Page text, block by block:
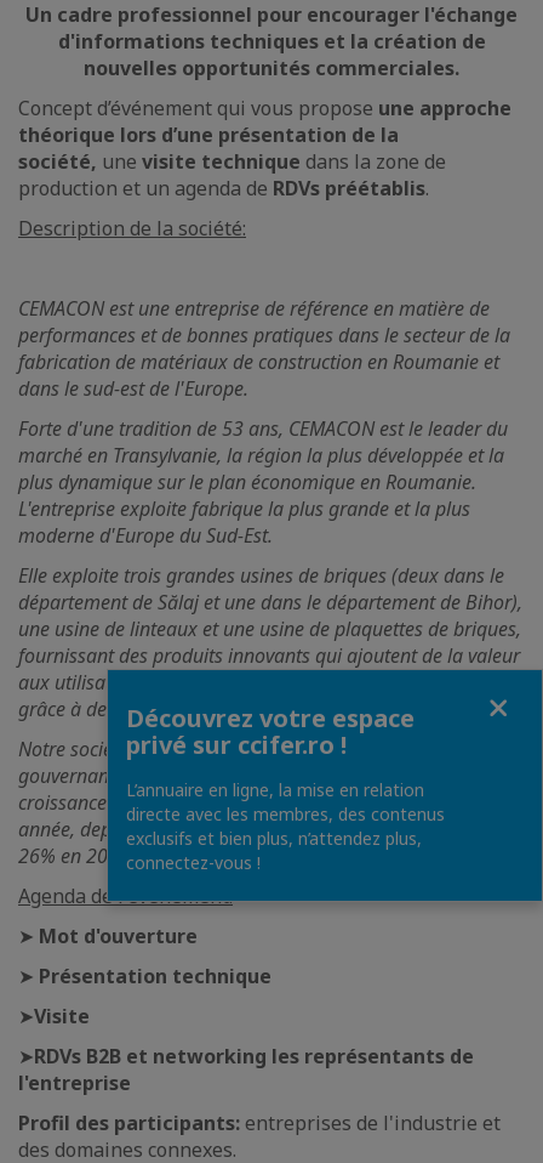
Un cadre professionnel pour encourager l'échange
d'informations techniques et la création de
nouvelles opportunités commerciales.
Concept d’événement qui vous propose une approche
théorique lors d’une présentation de la
société, une visite technique dans la zone de
production et un agenda de RDVs préétablis.
Description de la société:
CEMACON est une entreprise de référence en matière de
performances et de bonnes pratiques dans le secteur de la
fabrication de matériaux de construction en Roumanie et
dans le sud-est de l'Europe.
Forte d'une tradition de 53 ans, CEMACON est le leader du
marché en Transylvanie, la région la plus développée et la
plus dynamique sur le plan économique en Roumanie.
L'entreprise exploite fabrique la plus grande et la plus
moderne d'Europe du Sud-Est.
Elle exploite trois grandes usines de briques (deux dans le
département de Sălaj et une dans le département de Bihor),
une usine de linteaux et une usine de plaquettes de briques,
fournissant des produits innovants qui ajoutent de la valeur
aux utilisateurs à des coûts de production très compétitifs
grâce à des lignes de fabrication modernes.
Notre société est cotée à la Bourse de Bucarest avec une
gouvernance d'entreprise cohérente, et elle enregistre une
croissance constante de son chiffre d'affaires, année après
année, depuis 2011, avec une augmentation significative de
26% en 2022 par rapport à l'année précédente.
Agenda de l'événement:
➤ Mot d'ouverture
➤ Présentation technique
➤Visite
➤RDVs B2B et networking les représentants de
l'entreprise
Profil des participants: entreprises de l'industrie et
des domaines connexes.
Découvrez votre espace
privé sur ccifer.ro !
L’annuaire en ligne, la mise en relation
directe avec les membres, des contenus
exclusifs et bien plus, n’attendez plus,
connectez-vous !